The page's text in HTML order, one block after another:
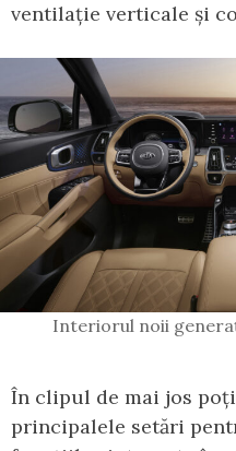
ventilație verticale și
Interiorul noii
În clipul de mai jos
principalele setări